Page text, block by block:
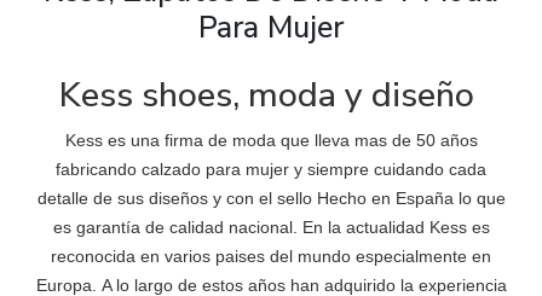
Para Mujer
Kess shoes, moda y diseño
Kess es una firma de moda que lleva mas de 50 años
fabricando calzado para mujer y siempre cuidando cada
detalle de sus diseños y con el sello Hecho en España lo que
es garantía de calidad nacional. En la actualidad Kess es
reconocida en varios paises del mundo especialmente en
Europa. A lo largo de estos años han adquirido la experiencia